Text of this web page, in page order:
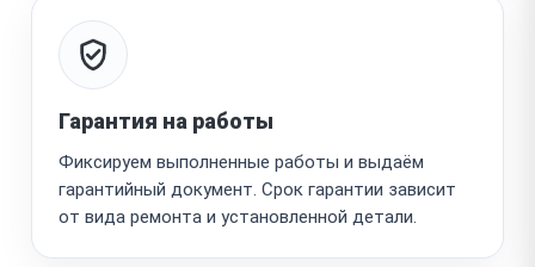
Гарантия на работы
Фиксируем выполненные работы и выдаём
гарантийный документ. Срок гарантии зависит
от вида ремонта и установленной детали.